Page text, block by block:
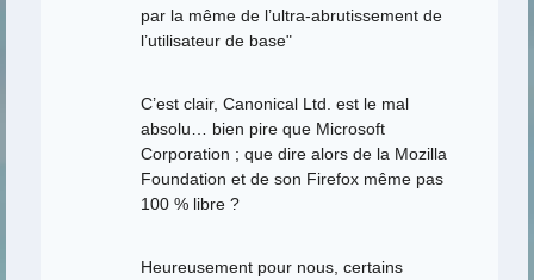
par la même de l’ultra-abrutissement de
l’utilisateur de base"
C’est clair, Canonical Ltd. est le mal
absolu… bien pire que Microsoft
Corporation ; que dire alors de la Mozilla
Foundation et de son Firefox même pas
100 % libre ?
Heureusement pour nous, certains